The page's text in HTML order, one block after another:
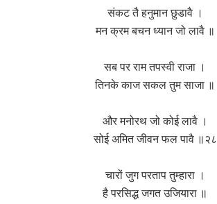
संकट तै हनुमान छुडावै ।
मन क्रम बचन ध्यान जो लावै ॥
सब पर राम तपस्वी राजा ।
तिनके काज सकल तुम साजा ॥
और मनोरथ जो कोई लावै ।
सोई अमित जीवन फल पावै ॥२८
चारों जुग परताप तुम्हारा ।
है परसिद्ध जगत उजियारा ॥